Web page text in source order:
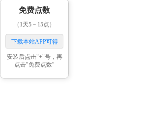
免费点数
（1天5－15点）
下载本站APP可得
安装后点击"+"号，再
点击"免费点数"